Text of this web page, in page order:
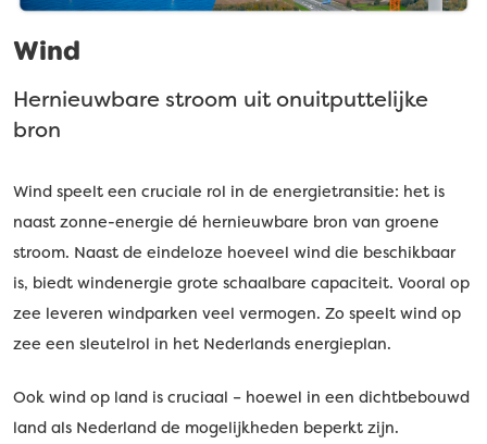
Wind
Hernieuwbare stroom uit onuitputtelijke
bron
Wind speelt een cruciale rol in de energietransitie: het is
naast zonne-energie dé hernieuwbare bron van groene
stroom. Naast de eindeloze hoeveel wind die beschikbaar
is, biedt windenergie grote schaalbare capaciteit. Vooral op
zee leveren windparken veel vermogen. Zo speelt wind op
zee een sleutelrol in het Nederlands energieplan.
Ook wind op land is cruciaal – hoewel in een dichtbebouwd
land als Nederland de mogelijkheden beperkt zijn.